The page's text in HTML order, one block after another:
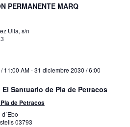
PERMANENTE MARQ
Ulla, s/n
11:00 AM-31 diciembre 2030 / 6:00
Santuario de Pla de Petracos
de Petracos
03793